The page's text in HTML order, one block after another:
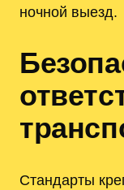
ночной выезд.
Стандарты